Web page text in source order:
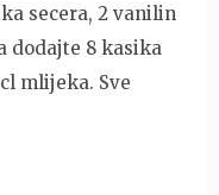
secera, 2 vanilin
dodajte 8 kasika
mlijeka. Sve